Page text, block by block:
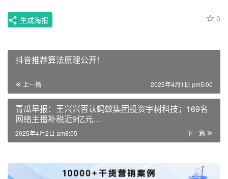
0
生成海报
抖音推荐算法原理公开！
上一篇 2025年4月1日 pm5:00
青瓜早报：王兴兴否认蚂蚁集团投资宇树科技；169名
网络主播补税近9亿元…
下一篇
2025年4月2日 am8:05